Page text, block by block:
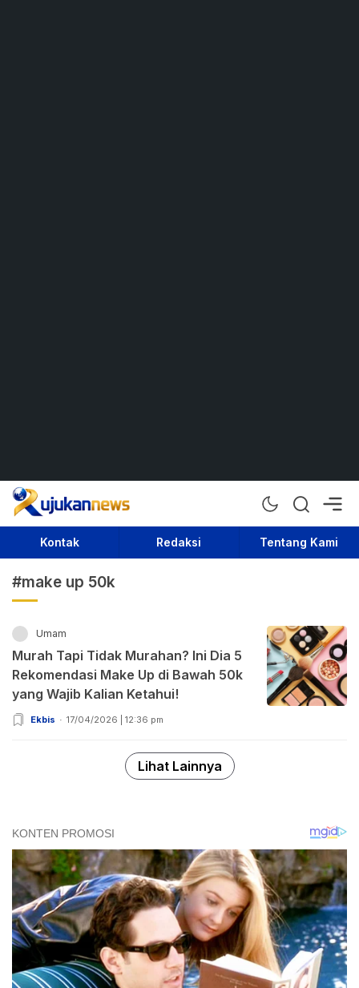
Rujukan News
Satu Rujukan Sejuta Informasi
Kontak Redaksi Tentang Kami
#make up 50k
Umam
Murah Tapi Tidak Murahan? Ini Dia 5
Rekomendasi Make Up di Bawah 50k
yang Wajib Kalian Ketahui!
Ekbis 17/04/2026 | 12:36 pm
Lihat Lainnya